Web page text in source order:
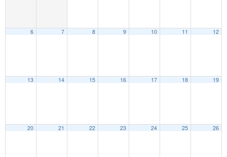
6 7 8 9 10 11 12
13 14 15 16 17 18 19
20 21 22 23 24 25 26